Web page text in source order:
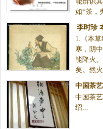
如*茶，
李时珍
1.《本
寒，阴
能降火
矣。然
中国茶
中国茶